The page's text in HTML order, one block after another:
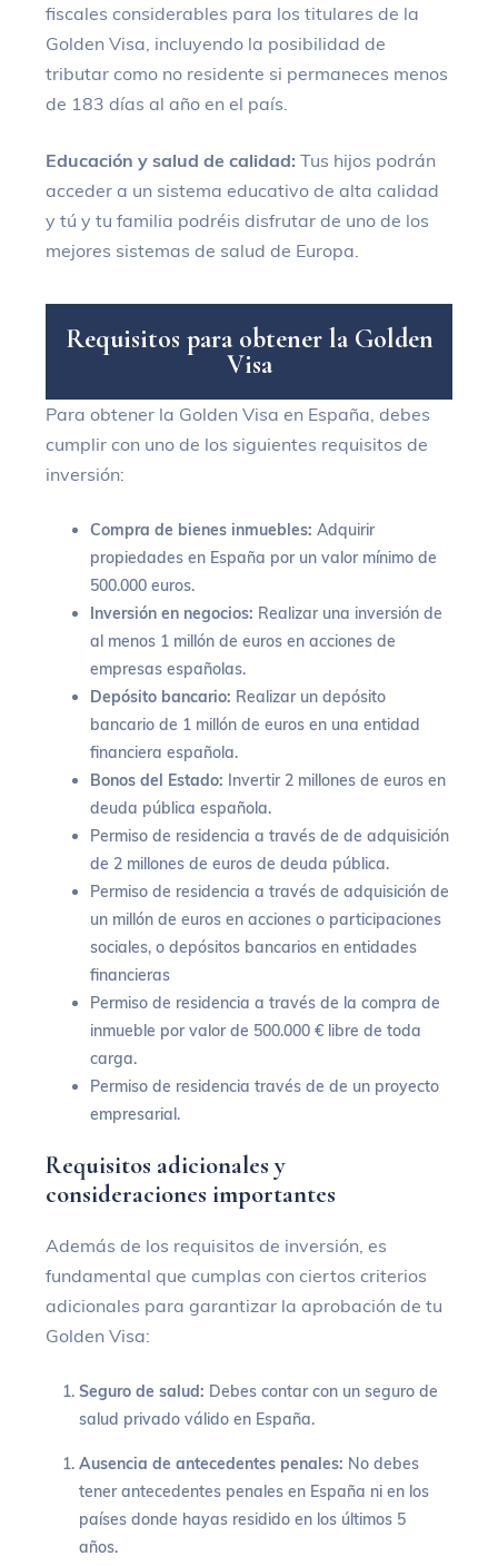
fiscales considerables para los titulares de la
Golden Visa, incluyendo la posibilidad de
tributar como no residente si permaneces menos
de 183 días al año en el país.
Educación y salud de calidad: Tus hijos podrán
acceder a un sistema educativo de alta calidad
y tú y tu familia podréis disfrutar de uno de los
mejores sistemas de salud de Europa.
Requisitos para obtener la Golden
Visa
Para obtener la Golden Visa en España, debes
cumplir con uno de los siguientes requisitos de
inversión:
Compra de bienes inmuebles: Adquirir
propiedades en España por un valor mínimo de
500.000 euros.
Inversión en negocios: Realizar una inversión de
al menos 1 millón de euros en acciones de
empresas españolas.
Depósito bancario: Realizar un depósito
bancario de 1 millón de euros en una entidad
financiera española.
Bonos del Estado: Invertir 2 millones de euros en
deuda pública española.
Permiso de residencia a través de de adquisición
de 2 millones de euros de deuda pública.
Permiso de residencia a través de adquisición de
un millón de euros en acciones o participaciones
sociales, o depósitos bancarios en entidades
financieras
Permiso de residencia a través de la compra de
inmueble por valor de 500.000 € libre de toda
carga.
Permiso de residencia través de de un proyecto
empresarial.
Requisitos adicionales y
consideraciones importantes
Además de los requisitos de inversión, es
fundamental que cumplas con ciertos criterios
adicionales para garantizar la aprobación de tu
Golden Visa:
Seguro de salud: Debes contar con un seguro de
salud privado válido en España.
Ausencia de antecedentes penales: No debes
tener antecedentes penales en España ni en los
países donde hayas residido en los últimos 5
años.